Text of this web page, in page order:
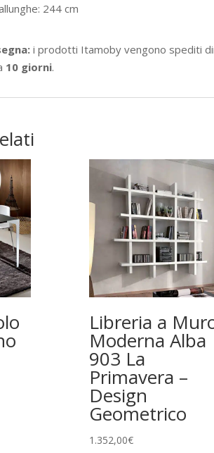
244 cm
i prodotti Itamoby vengono spediti
10 giorni.
Libreria a
Moderna Alba
903 La
Primavera –
Design
Geometrico
1.352,00€